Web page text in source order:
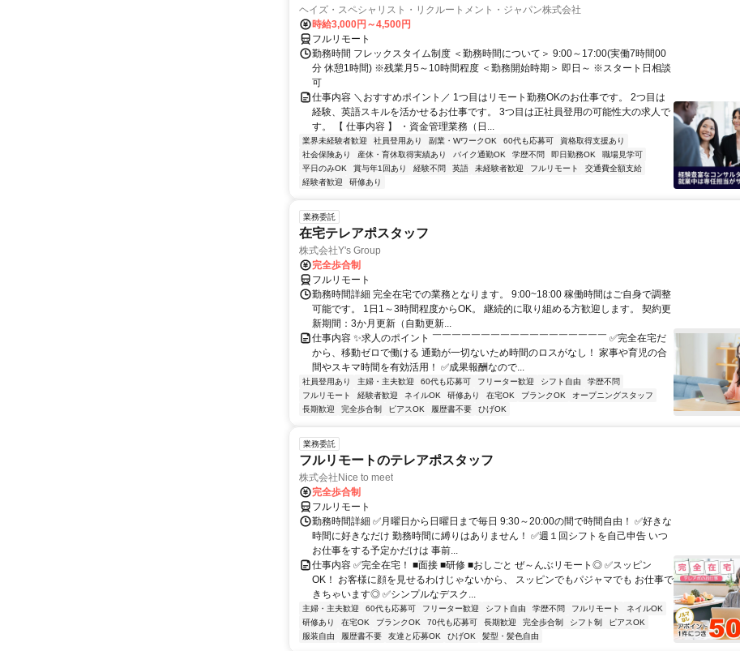
ヘイズ・スペシャリスト・リクルートメント・ジャパン株式会社
時給3,000円～4,500円
フルリモート
勤務時間 フレックスタイム制度 ＜勤務時間について＞ 9:00～17:00(実働7時間00
分 休憩1時間) ※残業月5～10時間程度 ＜勤務開始時期＞ 即日～ ※スタート日相談
可
仕事内容 ＼おすすめポイント／ 1つ目はリモート勤務OKのお仕事です。 2つ目は
経験、英語スキルを活かせるお仕事です。 3つ目は正社員登用の可能性大の求人で
す。 【 仕事内容 】 ・資金管理業務（日...
業界未経験者歓迎 社員登用あり 副業・WワークOK 60代も応募可
資格取得支援あり
社会保険あり
産休・育休取得実績あり バイク通勤OK 学歴不問 即日勤務OK
職場見学可
平日のみOK
賞与年1回あり 経験不問 英語 未経験者歓迎 フルリモート
交通費全額支給
経験者歓迎
研修あり
業務委託
在宅テレアポスタッフ
株式会社Y's Group
完全歩合制
フルリモート
勤務時間詳細 完全在宅での業務となります。 9:00~18:00 稼働時間はご自身で調整
可能です。 1日1～3時間程度からOK。 継続的に取り組める方歓迎します。 契約更
新期間：3か月更新（自動更新...
仕事内容 ✨求人のポイント ￣￣￣￣￣￣￣￣￣￣￣￣￣￣￣￣￣￣ ✅完全在宅だ
から、移動ゼロで働ける 通勤が一切ないため時間のロスがなし！ 家事や育児の合
間やスキマ時間を有効活用！ ✅成果報酬なので...
社員登用あり 主婦・主夫歓迎 60代も応募可 フリーター歓迎 シフト自由
学歴不問
フルリモート
経験者歓迎 ネイルOK 研修あり 在宅OK ブランクOK
オープニングスタッフ
長期歓迎
完全歩合制 ピアスOK 履歴書不要 ひげOK
業務委託
フルリモートのテレアポスタッフ
株式会社Nice to meet
完全歩合制
フルリモート
勤務時間詳細 ✅月曜日から日曜日まで毎日 9:30～20:00の間で時間自由！ ✅好きな
時間に好きなだけ 勤務時間に縛りはありません！ ✅週１回シフトを自己申告 いつ
お仕事をする予定かだけは 事前...
仕事内容 ✅完全在宅！ ■面接 ■研修 ■おしごと ぜ～んぶリモート◎ ✅スッピン
OK！ お客様に顔を見せるわけじゃないから、 スッピンでもパジャマでも お仕事で
きちゃいます◎ ✅シンプルなデスク...
主婦・主夫歓迎 60代も応募可 フリーター歓迎 シフト自由 学歴不問 フルリモート
ネイルOK
研修あり
在宅OK ブランクOK 70代も応募可 長期歓迎 完全歩合制 シフト制
ピアスOK
服装自由
履歴書不要 友達と応募OK ひげOK 髪型・髪色自由